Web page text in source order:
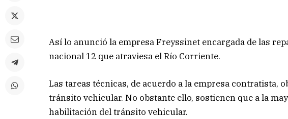
Así lo anunció la empresa Freyssinet encargada de las
nacional 12 que atraviesa el Río Corriente.
Las tareas técnicas, de acuerdo a la empresa contratista,
tránsito vehicular. No obstante ello, sostienen que a la
habilitación del tránsito vehicular.